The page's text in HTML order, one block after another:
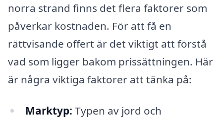
norra strand finns det flera faktorer som
påverkar kostnaden. För att få en
rättvisande offert är det viktigt att förstå
vad som ligger bakom prissättningen. Här
är några viktiga faktorer att tänka på:
Marktyp: Typen av jord och